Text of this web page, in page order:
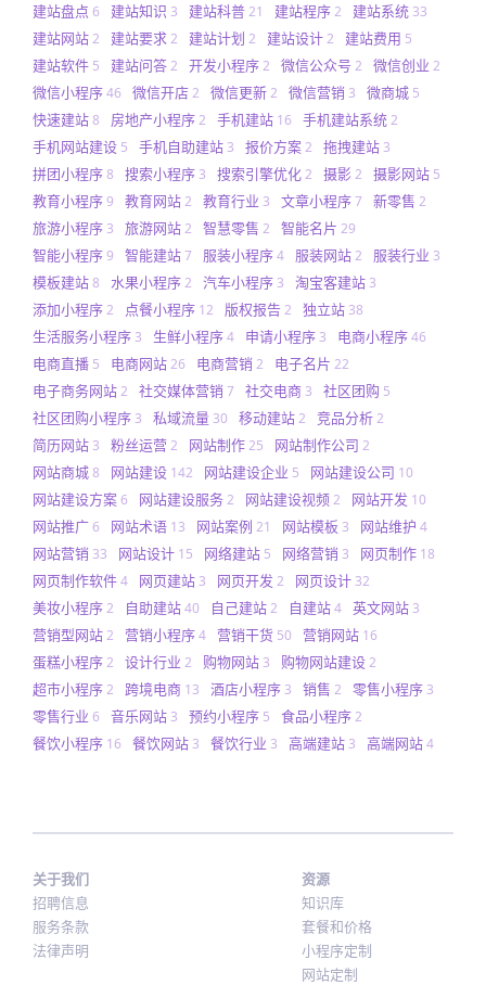
建站盘点 6 建站知识 3 建站科普21 建站程序2 建站系统 33
建站网站2 建站要求2 建站计划 2 建站设计2 建站费用 5
建站软件 5 建站问答2 开发小程序2 微信公众号 2 微信创业 2
微信小程序46 微信开店2 微信更新2 微信营销 3 微商城 5
快速建站8 房地产小程序2 手机建站 16 手机建站系统2
手机网站建设 5 手机自助建站 3 报价方案2 拖拽建站 3
拼团小程序8 搜索小程序 3 搜索引擎优化2 摄影2 摄影网站 5
教育小程序9 教育网站2 教育行业 3 文章小程序7 新零售 2
旅游小程序 3 旅游网站2 智慧零售 2 智能名片 29
智能小程序9 智能建站7 服装小程序4 服装网站2 服装行业 3
模板建站8 水果小程序2 汽车小程序 3 淘宝客建站 3
添加小程序2 点餐小程序 12 版权报告2 独立站 38
生活服务小程序 3 生鲜小程序4 申请小程序 3 电商小程序46
电商直播 5 电商网站26 电商营销 2 电子名片 22
电子商务网站2 社交媒体营销 7 社交电商 3 社区团购 5
社区团购小程序 3 私域流量 30 移动建站2 竞品分析2
简历网站 3 粉丝运营2 网站制作25 网站制作公司 2
网站商城8 网站建设 142 网站建设企业 5 网站建设公司 10
网站建设方案6 网站建设服务2 网站建设视频2 网站开发 10
网站推广6 网站术语 13 网站案例 21 网站模板 3 网站维护 4
网站营销 33 网站设计 15 网络建站 5 网络营销 3 网页制作 18
网页制作软件4 网页建站 3 网页开发 2 网页设计 32
美妆小程序2 自助建站40 自己建站2 自建站4 英文网站 3
营销型网站2 营销小程序4 营销干货 50 营销网站 16
蛋糕小程序2 设计行业 2 购物网站 3 购物网站建设2
超市小程序2 跨境电商 13 酒店小程序 3 销售 2 零售小程序 3
零售行业 6 音乐网站 3 预约小程序 5 食品小程序2
餐饮小程序 16 餐饮网站 3 餐饮行业 3 高端建站 3 高端网站4
关于我们
招聘信息
服务条款
法律声明
资源
知识库
套餐和价格
小程序定制
网站定制